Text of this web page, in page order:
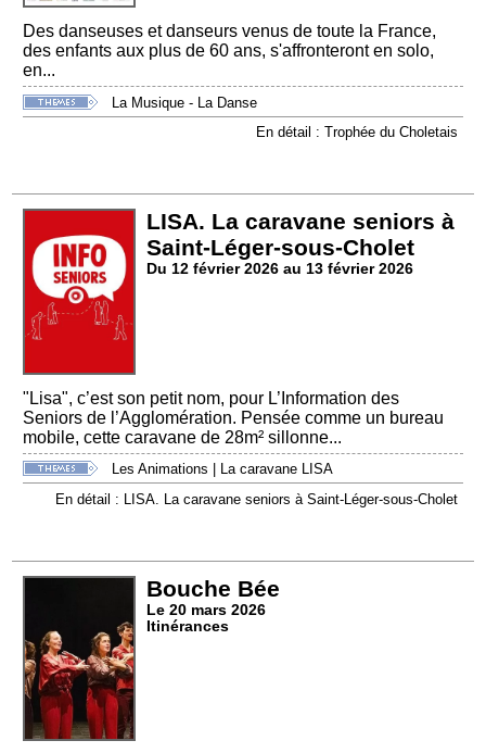
Des danseuses et danseurs venus de toute la France,
des enfants aux plus de 60 ans, s'affronteront en solo,
en...
La Musique - La Danse
En détail : Trophée du Choletais
LISA. La caravane seniors à
Saint-Léger-sous-Cholet
Du 12 février 2026 au 13 février 2026
"Lisa", c’est son petit nom, pour L’Information des
Seniors de l’Agglomération. Pensée comme un bureau
mobile, cette caravane de 28m² sillonne...
Les Animations
La caravane LISA
En détail : LISA. La caravane seniors à Saint-Léger-sous-Cholet
Bouche Bée
Le 20 mars 2026
Itinérances